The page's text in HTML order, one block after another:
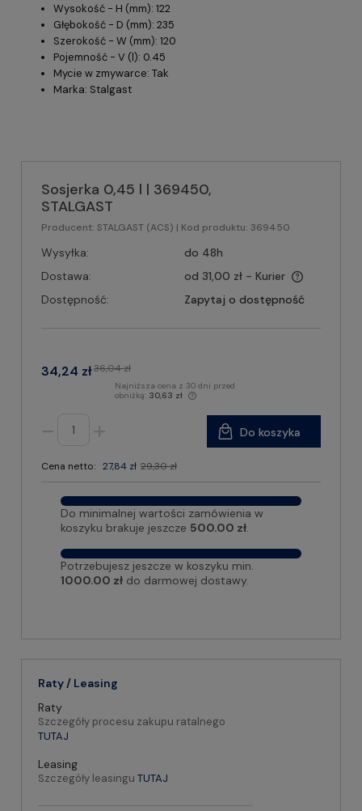
Wysokość - H (mm): 122
Głębokość - D (mm): 235
Szerokość - W (mm): 120
Pojemność - V (l): 0.45
Mycie w zmywarce: Tak
Marka: Stalgast
Sosjerka 0,45 l | 369450,
STALGAST
Producent: STALGAST (ACS) | Kod produktu: 369450
Wysyłka:
do 48h
Dostawa:
od 31,00 zł - Kurier
Dostępność:
Zapytaj o dostępność
34,24 zł36,04 zł
Najniższa cena z 30 dni przed
obniżką: 30,63 zł
Cena netto: 27,84 zł 29,30 zł
Do koszyka
Do minimalnej wartości zamówienia w
koszyku brakuje jeszcze 500.00 zł.
Potrzebujesz jeszcze w koszyku min.
1000.00 zł do darmowej dostawy.
Raty / Leasing
Raty
Szczegóły procesu zakupu ratalnego
TUTAJ
Leasing
Szczegóły leasingu TUTAJ